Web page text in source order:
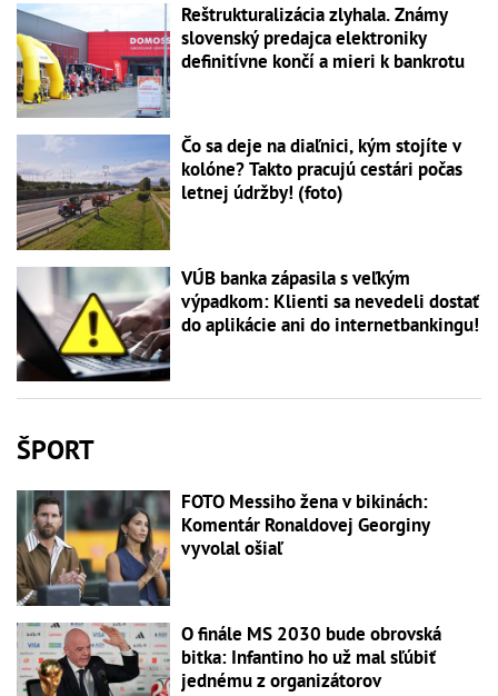
Reštrukturalizácia zlyhala. Známy
slovenský predajca elektroniky
definitívne končí a mieri k bankrotu
Čo sa deje na diaľnici, kým stojíte v
kolóne? Takto pracujú cestári počas
letnej údržby! (foto)
VÚB banka zápasila s veľkým
výpadkom: Klienti sa nevedeli dostať
do aplikácie ani do internetbankingu!
ŠPORT
FOTO Messiho žena v bikinách:
Komentár Ronaldovej Georginy
vyvolal ošiaľ
O finále MS 2030 bude obrovská
bitka: Infantino ho už mal sľúbiť
jednému z organizátorov